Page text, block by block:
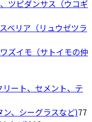
ツピダンサス（ウコギ
ベリア（リュウゼツラ
ズイモ（サトイモの仲
ート、セメント、テ
、シーグラスなど)77